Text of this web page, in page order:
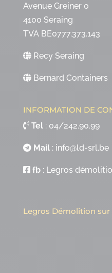
Avenue Greiner 0
4100 Seraing
TVA BE0777.373.143
Recy Seraing
Bernard Containers
INFORMATION DE
Tel: 04/242.90.99
Mail: info@ld-srl.be
fb: Legros
Legros Démolition